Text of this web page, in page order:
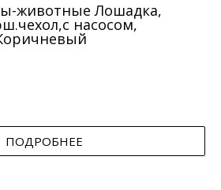
животные Лошадка,
насосом,
ПОДРОБНЕЕ